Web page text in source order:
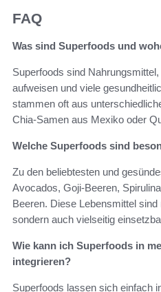
FAQ
Was sind Superfoods und
Superfoods sind
aufweisen und viele
stammen oft aus
Chia-Samen aus Mexiko oder
Welche Superfoods sind
Zu den beliebtesten und
Avocados, Goji-Beeren,
Beeren. Diese Lebensmittel
sondern auch vielseitig
Wie kann ich Superfoods in
integrieren?
Superfoods lassen sich einfach